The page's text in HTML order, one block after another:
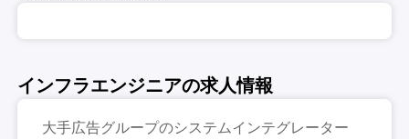
インフラエンジニアの求人情報
大手広告グループのシステムインテグレーター